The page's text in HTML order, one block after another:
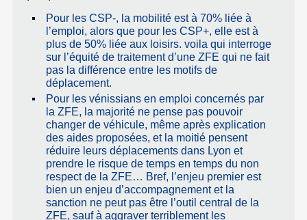
Pour les CSP-, la mobilité est à 70% liée à
l’emploi, alors que pour les CSP+, elle est à
plus de 50% liée aux loisirs. voila qui interroge
sur l’équité de traitement d’une ZFE qui ne fait
pas la différence entre les motifs de
déplacement.
Pour les vénissians en emploi concernés par
la ZFE, la majorité ne pense pas pouvoir
changer de véhicule, même après explication
des aides proposées, et la moitié pensent
réduire leurs déplacements dans Lyon et
prendre le risque de temps en temps du non
respect de la ZFE… Bref, l’enjeu premier est
bien un enjeu d’accompagnement et la
sanction ne peut pas être l’outil central de la
ZFE, sauf à aggraver terriblement les